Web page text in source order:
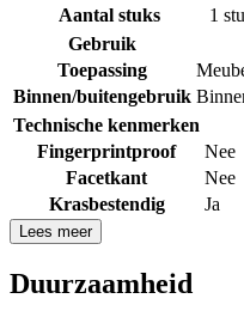
Aantal stuks
1
Gebruik
Toepassing
Binnen/buitengebruik
Technische kenmerken
Fingerprintproof
Nee
Facetkant
Nee
Krasbestendig
Ja
Lees meer
Duurzaamheid